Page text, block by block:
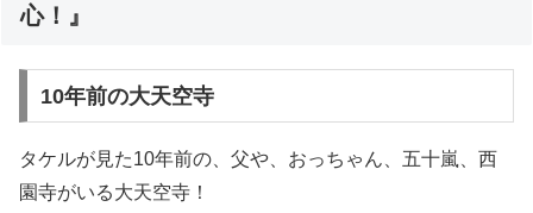
心！』
10年前の大天空寺
タケルが見た10年前の、父や、おっちゃん、五十嵐、西
園寺がいる大天空寺！